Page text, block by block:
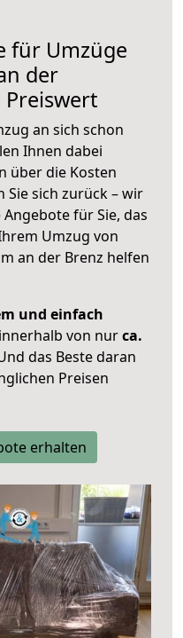
für Umzüge
der
an sich schon
Ihnen dabei
über die Kosten
Sie sich zurück – wir
für Sie, das
Umzug von
an der Brenz helfen
und einfach
von nurca.
das Beste daran
Preisen
erhalten